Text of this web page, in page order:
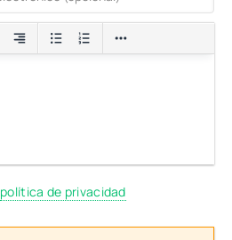
política de privacidad